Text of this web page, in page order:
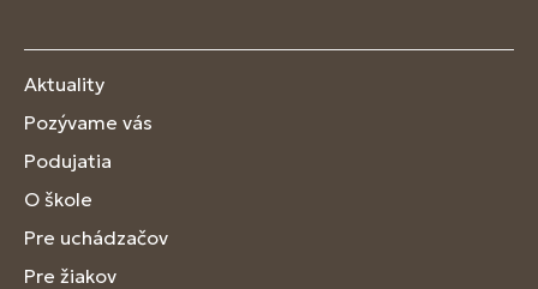
Aktuality
Pozývame vás
Podujatia
O škole
Pre uchádzačov
Pre žiakov